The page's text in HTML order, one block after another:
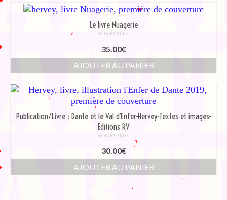
Le livre Nuagerie
NON ÉVALUÉ
35.00€
AJOUTER AU PANIER
Publication/Livre : Dante et le Val d’Enfer-Hervey-Textes et images-
Editions RV
NON ÉVALUÉ
30.00€
AJOUTER AU PANIER